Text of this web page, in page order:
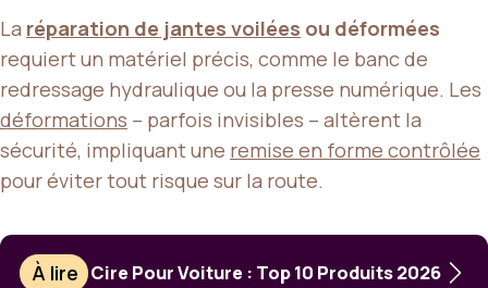
La réparation de jantes voilées ou déformées
requiert un matériel précis, comme le banc de
redressage hydraulique ou la presse numérique. Les
déformations – parfois invisibles – altèrent la
sécurité, impliquant une remise en forme contrôlée
pour éviter tout risque sur la route.
À lire Cire Pour Voiture : Top 10 Produits 2026